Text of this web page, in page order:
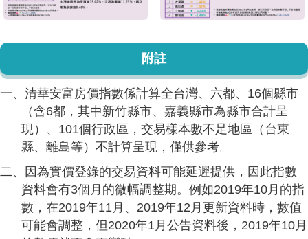
附註
一、清華安富房價指數係計算全台灣、六都、16個縣市
（含6都，其中新竹縣市、嘉義縣市為縣市合計呈
現）、101個行政區，交易樣本數不足地區（台東
縣、離島等）不計算呈現，僅供參考。
二、因為實價登錄的交易資料可能延遲提供，因此指數
資料會有3個月的微幅調整期。例如2019年10月的指
數，在2019年11月、2019年12月更新資料時，數值
可能會調整，但2020年1月公告資料後，2019年10月